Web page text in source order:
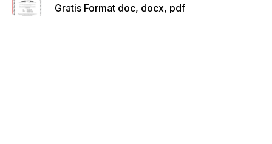
Gratis Format doc, docx, pdf